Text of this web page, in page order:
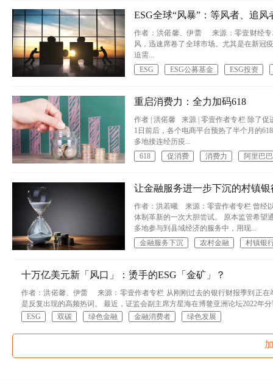
ESG全球“风暴”：等风者、追风
作者：洪偌馨、伊蕾 来源：零壹财经专
风，迅速席卷了全球市场。尤其是在新冠
迫需...
ESG
ESG公募基金 ESG投资
重启消费力：全力加码618
作者 | 洪偌馨 来源 | 零壹作者专栏 除了
1日前后，各个电商平台预热了半个月的
多地接连经历疫...
618
促消费 消费力 阿里巴巴
让金融服务进一步下沉的村镇
作者：洪若曦 来源：零壹作者专栏 曾经
体制革新的一次大胆尝试。 原本监管希望
多地参与到县域经济的服务中，用现...
金融服务下沉
农村金融 村镇银
十万亿美元新「风口」：烫手的ESG「金矿」？
作者：洪偌馨、伊蕾 来源：零壹作者专栏 从刚刚过去的银行财报季到正在
是反复出现的高频热词。 最近，证监会副主席方星海在博鳌亚洲论坛2022年
ESG
双碳 绿色金融 金融消费者 绿色发展